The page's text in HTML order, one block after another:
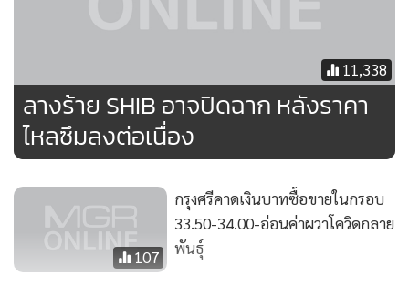
Neo หัวหน้าฝ่ายวิจัยที่ Stack Funds คริปโต บริษัทการลงทุน
ระบุในรายงานเมื่อวันพฤหัสบดี
เกิดแรงหน่วงของเงินทุนที่ไหลเข้าตลาด Crypto
นักลงทุนเคลื่อนย้ายเงินทุนกว่า 40 ล้านดอลลาร์จากผลิตภัณฑ์
การลงทุน crypto ในระหว่างการขายออกเมื่อวันศุกร์ที่ผ่านมา
ซึ่งส่งผลให้กระแสเงินไหลเข้าลดลงรวม 184 ล้านดอลลาร์ใน
สัปดาห์ที่แล้ว
11,338
ลางร้าย SHIB อาจปิดฉาก หลังราคา
ไหลซึมลงต่อเนื่อง
107
กรุงศรีคาดเงินบาทซื้อขายในกรอบ
33.50-34.00-อ่อนค่าผวาโควิดกลาย
พันธุ์